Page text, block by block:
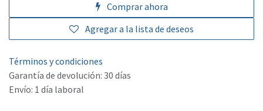
Comprar ahora
Agregar a la lista de deseos
Términos y condiciones
Garantía de devolución: 30 días
Envío: 1 día laboral